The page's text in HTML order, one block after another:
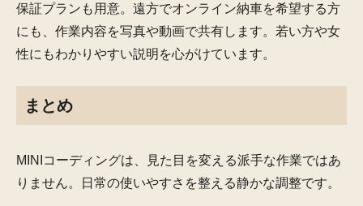
保証プランも用意。遠方でオンライン納車を希望する方
にも、作業内容を写真や動画で共有します。若い方や女
性にもわかりやすい説明を心がけています。
まとめ
MINIコーディングは、見た目を変える派手な作業ではあ
りません。日常の使いやすさを整える静かな調整です。